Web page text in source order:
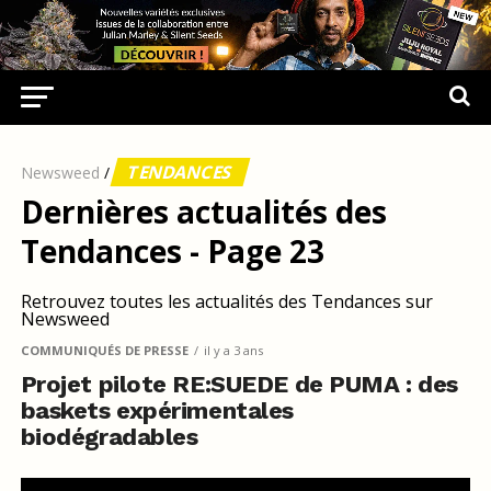
Newsweed / TENDANCES
Dernières actualités des
Tendances - Page 23
Retrouvez toutes les actualités des Tendances sur
Newsweed
COMMUNIQUÉS DE PRESSE il y a 3 ans
Projet pilote RE:SUEDE de PUMA : des
baskets expérimentales
biodégradables